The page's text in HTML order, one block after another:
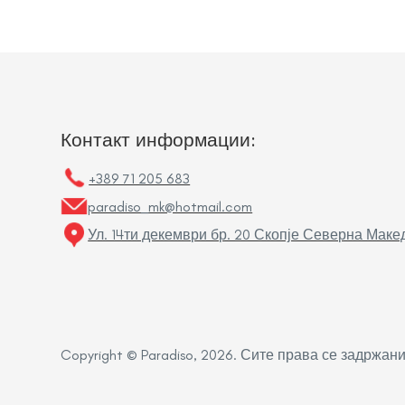
Контакт информации:
+389 71 205 683
paradiso_mk@hotmail.com
Ул. 14ти декември бр. 20 Скопје Северна
Copyright © Paradiso, 2026. Сите права се